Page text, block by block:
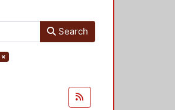
Search
×